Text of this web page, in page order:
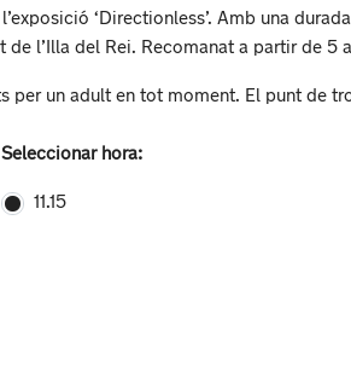
‘Directionless’. Amb una
l’Illa del Rei. Recomanat a partir de 5
per un adult en tot moment. El punt de
Seleccionar hora:
11.15